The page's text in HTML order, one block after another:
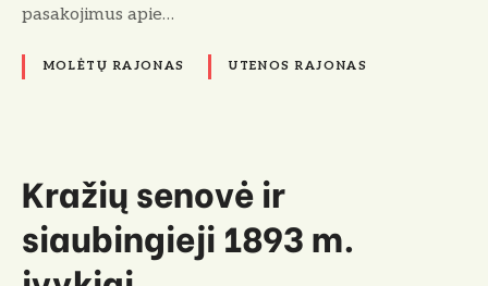
pasakojimus apie…
MOLĖTŲ RAJONAS UTENOS RAJONAS
Kražių senovė ir
siaubingieji 1893 m.